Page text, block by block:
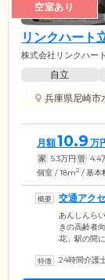
空室あり
リンクハート
株式会社リンクハート
自立
兵庫県尼崎市
月額10.9 万
家 5.3万円 管 4.4
個室 / 18m2 / 基本
交通アク
け住宅です
あんしんら
きの高齢者
花」駅の間
建物は、外
24時間介護